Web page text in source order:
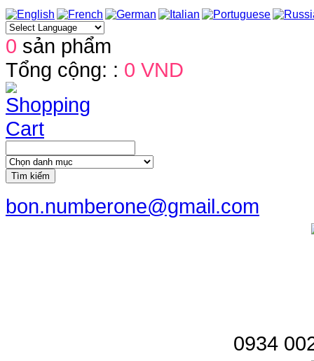
0 sản phẩm
Tổng cộng: : 0 VND
Tìm kiếm
bon.numberone@gmail.com
0934